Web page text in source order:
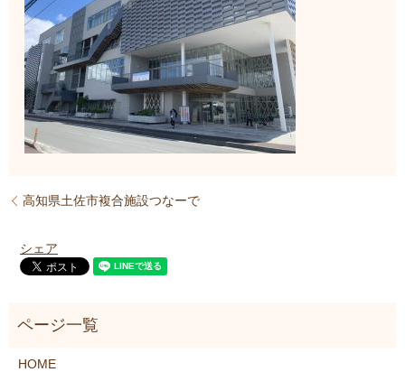
高知県土佐市複合施設つなーで
シェア
HOME